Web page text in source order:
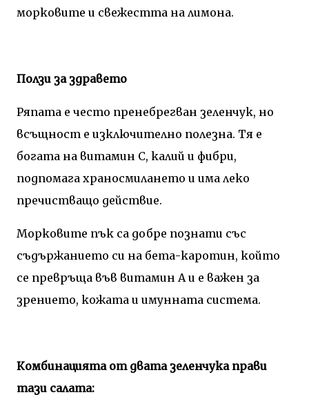
морковите и свежестта на лимона.
Ползи за здравето
Ряпата е често пренебрегван зеленчук, но
всъщност е изключително полезна. Тя е
богата на витамин C, калий и фибри,
подпомага храносмилането и има леко
пречистващо действие.
Морковите пък са добре познати със
съдържанието си на бета-каротин, който
се превръща във витамин A и е важен за
зрението, кожата и имунната система.
Комбинацията от двата зеленчука прави
тази салата: